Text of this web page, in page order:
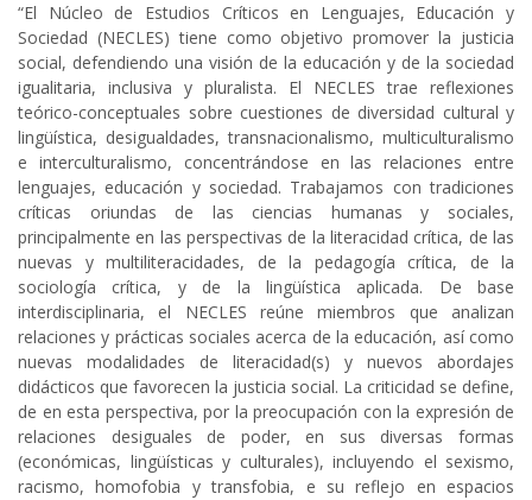
“El Núcleo de Estudios Críticos en Lenguajes, Educación y
Sociedad (NECLES) tiene como objetivo promover la justicia
social, defendiendo una visión de la educación y de la sociedad
igualitaria, inclusiva y pluralista. El NECLES trae reflexiones
teórico-conceptuales sobre cuestiones de diversidad cultural y
lingüística, desigualdades, transnacionalismo, multiculturalismo
e interculturalismo, concentrándose en las relaciones entre
lenguajes, educación y sociedad. Trabajamos con tradiciones
críticas oriundas de las ciencias humanas y sociales,
principalmente en las perspectivas de la literacidad crítica, de las
nuevas y multiliteracidades, de la pedagogía crítica, de la
sociología crítica, y de la lingüística aplicada. De base
interdisciplinaria, el NECLES reúne miembros que analizan
relaciones y prácticas sociales acerca de la educación, así como
nuevas modalidades de literacidad(s) y nuevos abordajes
didácticos que favorecen la justicia social. La criticidad se define,
de en esta perspectiva, por la preocupación con la expresión de
relaciones desiguales de poder, en sus diversas formas
(económicas, lingüísticas y culturales), incluyendo el sexismo,
racismo, homofobia y transfobia, e su reflejo en espacios